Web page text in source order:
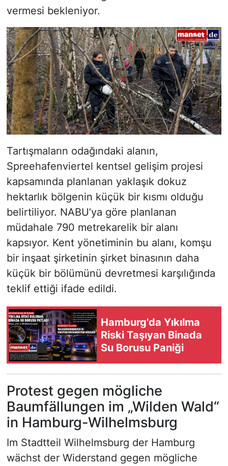
vermesi bekleniyor.
Tartışmaların odağındaki alanın,
Spreehafenviertel kentsel gelişim projesi
kapsamında planlanan yaklaşık dokuz
hektarlık bölgenin küçük bir kısmı olduğu
belirtiliyor. NABU’ya göre planlanan
müdahale 790 metrekarelik bir alanı
kapsıyor. Kent yönetiminin bu alanı, komşu
bir inşaat şirketinin şirket binasının daha
küçük bir bölümünü devretmesi karşılığında
teklif ettiği ifade edildi.
Hamburg'da Yıkılma
Riski Taşıyan Binada
Su Borusu Paniği
Protest gegen mögliche
Baumfällungen im „Wilden Wald“
in Hamburg-Wilhelmsburg
Im Stadtteil Wilhelmsburg der Hamburg
wächst der Widerstand gegen mögliche